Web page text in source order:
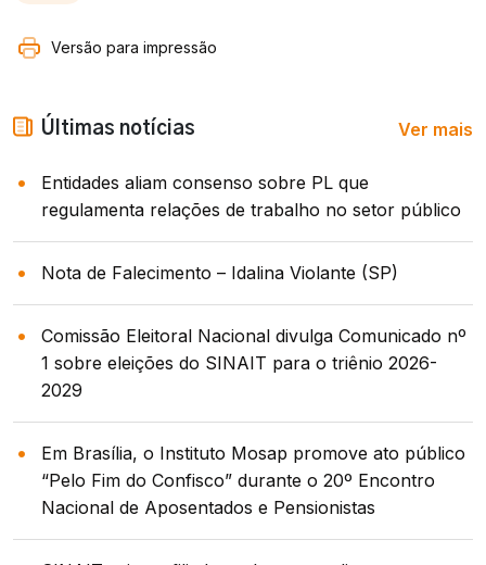
Versão para impressão
Últimas notícias Ver mais
Entidades aliam consenso sobre PL que
regulamenta relações de trabalho no setor público
Nota de Falecimento – Idalina Violante (SP)
Comissão Eleitoral Nacional divulga Comunicado nº
1 sobre eleições do SINAIT para o triênio 2026-
2029
Em Brasília, o Instituto Mosap promove ato público
“Pelo Fim do Confisco” durante o 20º Encontro
Nacional de Aposentados e Pensionistas